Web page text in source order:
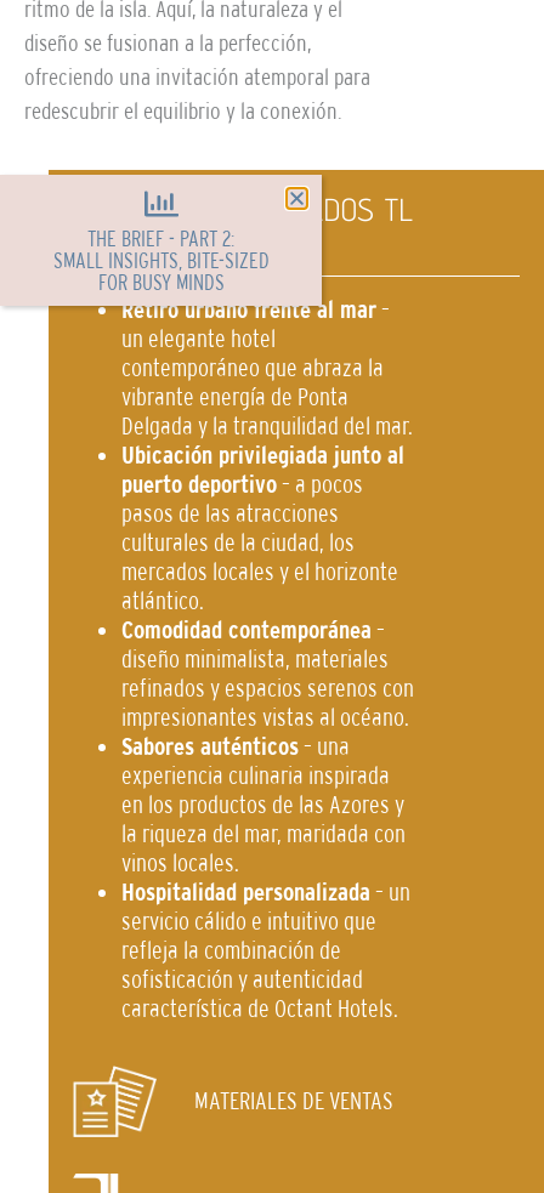
ritmo de la isla. Aquí, la naturaleza y el
diseño se fusionan a la perfección,
ofreciendo una invitación atemporal para
redescubrir el equilibrio y la conexión.
ASPECTOS DESTACADOS TL
PORTFOLIO
Retiro urbano frente al mar–
un elegante hotel
contemporáneo que abraza la
vibrante energía de Ponta
Delgada y la tranquilidad del mar.
Ubicación privilegiada junto al
puerto deportivo– a pocos
pasos de las atracciones
culturales de la ciudad, los
mercados locales y el horizonte
atlántico.
Comodidad contemporánea –
diseño minimalista, materiales
refinados y espacios serenos con
impresionantes vistas al océano.
Sabores auténticos– una
experiencia culinaria inspirada
en los productos de las Azores y
la riqueza del mar, maridada con
vinos locales.
Hospitalidad personalizada – un
servicio cálido e intuitivo que
refleja la combinación de
sofisticación y autenticidad
característica de Octant Hotels.
MATERIALES DE VENTAS
THE BRIEF - PART 2:
SMALL INSIGHTS, BITE-SIZED
FOR BUSY MINDS